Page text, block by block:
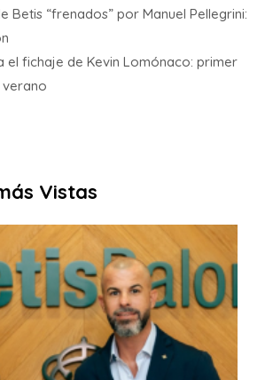
Betis “frenados” por Manuel Pellegrini:
el fichaje de Kevin Lomónaco: primer
Vistas